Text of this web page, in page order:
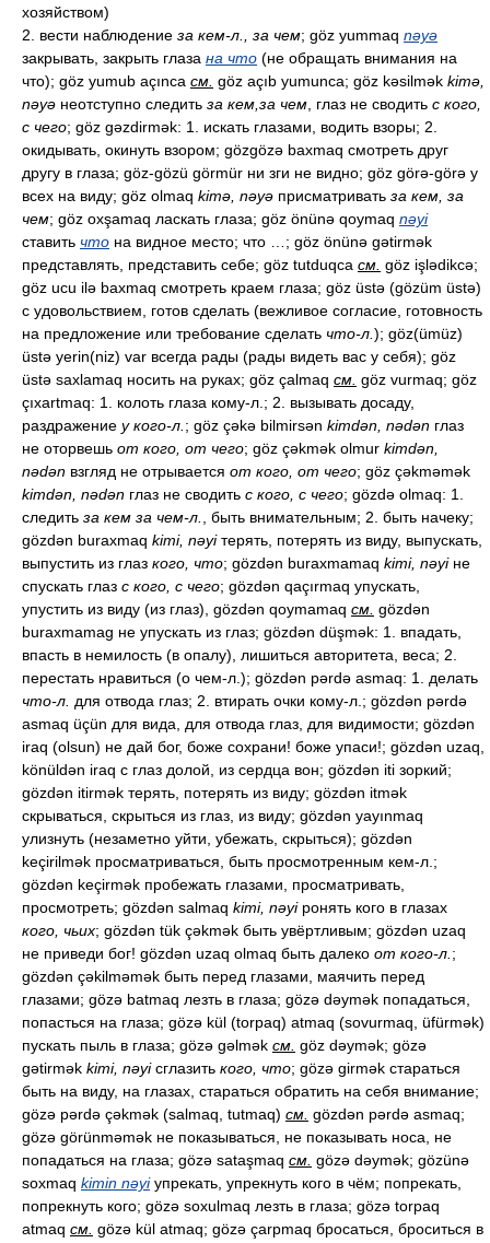
хозяйством)
2. вести наблюдение за кем-л., за чем; göz yummaq nəyə
закрывать, закрыть глаза на что (не обращать внимания на
что); göz yumub açınca см. göz açıb yumunca; göz kəsilmək kimə,
nəyə неотступно следить за кем,за чем , глаз не сводить с кого,
с чего; göz gəzdirmək: 1. искать глазами, водить взоры; 2.
окидывать, окинуть взором; gözgözə baxmaq смотреть друг
другу в глаза; göz-gözü görmür ни зги не видно; göz görə-görə у
всех на виду; göz olmaq kimə, nəyə присматривать за кем, за
чем; göz oxşamaq ласкать глаза; göz önünə qoymaq nəyi
ставить что на видное место; что …; göz önünə gətirmək
представлять, представить себе; göz tutduqca см. göz işlədikcə;
göz ucu ilə baxmaq смотреть краем глаза; göz üstə (gözüm üstə)
с удовольствием, готов сделать (вежливое согласие, готовность
на предложение или требование сделать что-л. ); göz(ümüz)
üstə yerin(niz) var всегда рады (рады видеть вас у себя); göz
üstə saxlamaq носить на руках; göz çalmaq см. göz vurmaq; göz
çıxartmaq: 1. колоть глаза кому-л.; 2. вызывать досаду,
раздражение у кого-л. ; göz çəkə bilmirsən kimdən, nədən глаз
не оторвешь от кого, от чего; göz çəkmək olmur kimdən,
nədən взгляд не отрывается от кого, от чего; göz çəkməmək
kimdən, nədən глаз не сводить с кого, с чего; gözdə olmaq: 1.
следить за кем за чем-л.
, быть внимательным; 2. быть начеку;
gözdən buraxmaq kimi, nəyiтерять, потерять из виду, выпускать,
выпустить из глаз кого, что; gözdən buraxmamaq kimi, nəyiне
спускать глаз с кого, с чего; gözdən qaçırmaq упускать,
упустить из виду (из глаз), gözdən qoymamaq см. gözdən
buraxmamag не упускать из глаз; gözdən düşmək: 1. впадать,
впасть в немилость (в опалу), лишиться авторитета, веса; 2.
перестать нравиться (о чем-л.); gözdən pərdə asmaq: 1. делать
что-л. для отвода глаз; 2. втирать очки кому-л.; gözdən pərdə
asmaq üçün для вида, для отвода глаз, для видимости; gözdən
iraq (olsun) не дай бог, боже сохрани! боже упаси!; gözdən uzaq,
könüldən iraq с глаз долой, из сердца вон; gözdən iti зоркий;
gözdən itirmək терять, потерять из виду; gözdən itmək
скрываться, скрыться из глаз, из виду; gözdən yayınmaq
улизнуть (незаметно уйти, убежать, скрыться); gözdən
keçirilmək просматриваться, быть просмотренным кем-л.;
gözdən keçirmək пробежать глазами, просматривать,
просмотреть; gözdən salmaq kimi, nəyiронять кого в глазах
кого, чьих; gözdən tük çəkmək быть увёртливым; gözdən uzaq
не приведи бог! gözdən uzaq olmaq быть далеко от кого-л. ;
gözdən çəkilməmək быть перед глазами, маячить перед
глазами; gözə batmaq лезть в глаза; gözə dəymək попадаться,
попасться на глаза; gözə kül (torpaq) atmaq (sovurmaq, üfürmək)
пускать пыль в глаза; gözə gəlmək см. göz dəymək; gözə
gətirmək kimi, nəyiсглазить кого, что; gözə girmək стараться
быть на виду, на глазах, стараться обратить на себя внимание;
gözə pərdə çəkmək (salmaq, tutmaq) см. gözdən pərdə asmaq;
gözə görünməmək не показываться, не показывать носа, не
попадаться на глаза; gözə sataşmaq см. gözə dəymək; gözünə
soxmaq kimin nəyiупрекать, упрекнуть кого в чём; попрекать,
попрекнуть кого; gözə soxulmaq лезть в глаза; gözə torpaq
atmaq см. gözə kül atmaq; gözə çarpmaq бросаться, броситься в